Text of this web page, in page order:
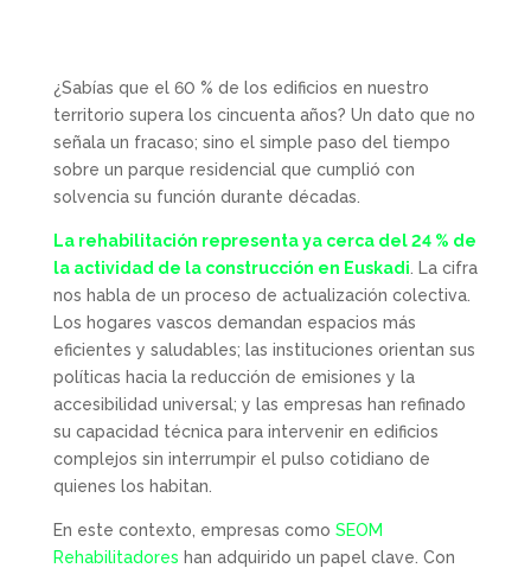
¿Sabías que el 60 % de los edificios en nuestro
territorio supera los cincuenta años? Un dato que no
señala un fracaso; sino el simple paso del tiempo
sobre un parque residencial que cumplió con
solvencia su función durante décadas.
La rehabilitación representa ya cerca del 24 % de
la actividad de la construcción en Euskadi . La cifra
nos habla de un proceso de actualización colectiva.
Los hogares vascos demandan espacios más
eficientes y saludables; las instituciones orientan sus
políticas hacia la reducción de emisiones y la
accesibilidad universal; y las empresas han refinado
su capacidad técnica para intervenir en edificios
complejos sin interrumpir el pulso cotidiano de
quienes los habitan.
En este contexto, empresas como SEOM
Rehabilitadores han adquirido un papel clave. Con